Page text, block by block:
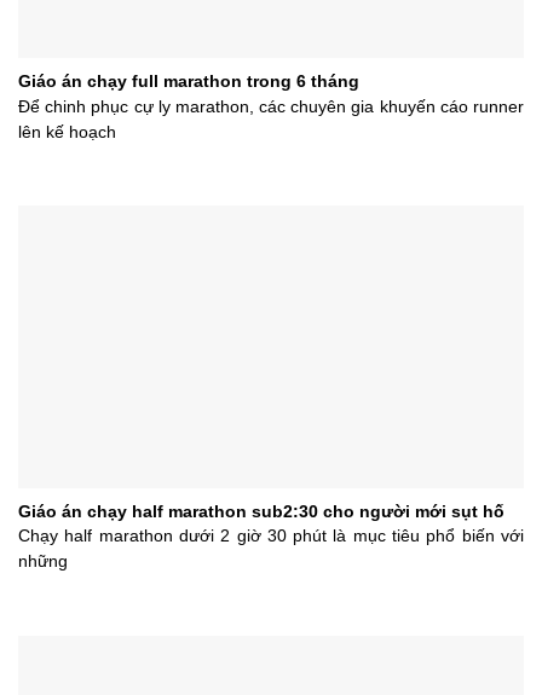
Giáo án chạy full marathon trong 6 tháng
Để chinh phục cự ly marathon, các chuyên gia khuyến cáo runner
lên kế hoạch
Giáo án chạy half marathon sub2:30 cho người mới sụt hố
Chạy half marathon dưới 2 giờ 30 phút là mục tiêu phổ biến với
những